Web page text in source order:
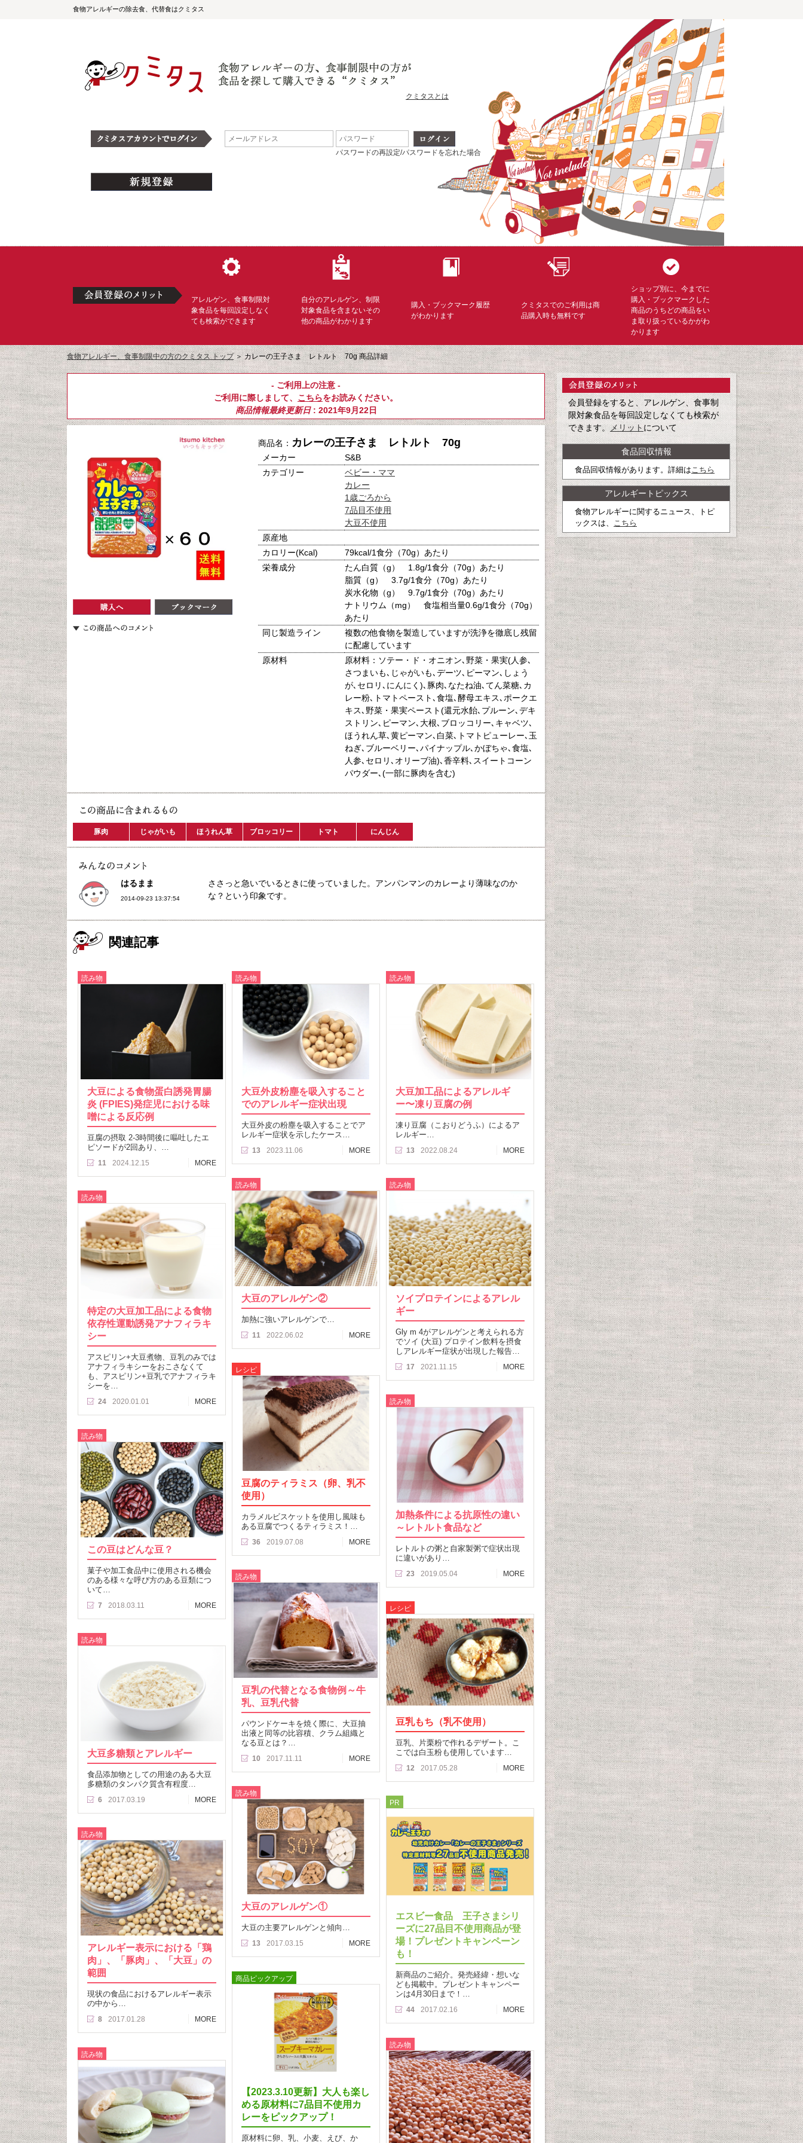
食物アレルギーの除去食、代替食はクミタス
クミタスとは
パスワードの再設定/パスワードを忘れた場合
アレルゲン、食事制限対
象食品を毎回設定しなく
ても検索ができます
自分のアレルゲン、制限
対象食品を含まないその
他の商品がわかります
購入・ブックマーク履歴
がわかります
クミタスでのご利用は商
品購入時も無料です
ショップ別に、今までに
購入・ブックマークした
商品のうちどの商品をい
ま取り扱っているかがわ
かります
食物アレルギー、食事制限中の方のクミタス トップ＞カレーの王子さま レトルト 70g 商品詳細
- ご利用上の注意 -
ご利用に際しまして、 こちらをお読みください。
商品情報最終更新日: 2021年9月22日
商品名： カレーの王子さま レトルト 70g
メーカー
S&B
カテゴリー
ベビー・ママ
カレー
1歳ごろから
7品目不使用
大豆不使用
原産地
カロリー(Kcal)
79kcal/1食分（70g）あたり
栄養成分
たん白質（g） 1.8g/1食分（70g）あたり
脂質（g） 3.7g/1食分（70g）あたり
炭水化物（g） 9.7g/1食分（70g）あたり
ナトリウム（mg） 食塩相当量0.6g/1食分（70g）
あたり
同じ製造ライン
複数の他食物を製造していますが洗浄を徹底し残留
に配慮しています
原材料
原材料：ソテー・ド・オニオン､野菜・果実(人参､
さつまいも､じゃがいも､デーツ､ピーマン､しょう
が､セロリ､にんにく)､豚肉､なたね油､てん菜糖､カ
レー粉､トマトペースト､食塩､酵母エキス､ポークエ
キス､野菜・果実ペースト(還元水飴､プルーン､デキ
ストリン､ピーマン､大根､ブロッコリー､キャベツ､
ほうれん草､黄ピーマン､白菜､トマトピューレー､玉
ねぎ､ブルーベリー､パイナップル､かぼちゃ､食塩､
人参､セロリ､オリーブ油)､香辛料､スイートコーン
パウダー､(一部に豚肉を含む)
豚肉 じゃがいも ほうれん草 ブロッコリー トマト にんじん
はるまま
2014-09-23 13:37:54
ささっと急いでいるときに使っていました。アンパンマンのカレーより薄味なのか
な？という印象です。
関連記事
読み物
大豆による食物蛋白誘発胃腸
炎 (FPIES)発症児における味
噌による反応例
豆腐の摂取 2-3時間後に嘔吐したエ
ピソードが2回あり、…
11 2024.12.15 MORE
読み物
大豆外皮粉塵を吸入すること
でのアレルギー症状出現
大豆外皮の粉塵を吸入することでア
レルギー症状を示したケース…
13 2023.11.06 MORE
読み物
大豆加工品によるアレルギ
ー〜凍り豆腐の例
凍り豆腐（こおりどうふ）によるア
レルギー…
13 2022.08.24 MORE
読み物
大豆のアレルゲン②
加熱に強いアレルゲンで…
11 2022.06.02 MORE
読み物
ソイプロテインによるアレル
ギー
Gly m 4がアレルゲンと考えられる方
でソイ (大豆) プロテイン飲料を摂食
しアレルギー症状が出現した報告…
17 2021.11.15 MORE
読み物
特定の大豆加工品による食物
依存性運動誘発アナフィラキ
シー
アスピリン+大豆煮物、豆乳のみでは
アナフィラキシーをおこさなくて
も、アスピリン+豆乳でアナフィラキ
シーを…
24 2020.01.01 MORE
レシピ
豆腐のティラミス（卵、乳不
使用）
カラメルビスケットを使用し風味も
ある豆腐でつくるティラミス！…
36 2019.07.08 MORE
読み物
加熱条件による抗原性の違い
～レトルト食品など
レトルトの粥と自家製粥で症状出現
に違いがあり…
23 2019.05.04 MORE
読み物
この豆はどんな豆？
菓子や加工食品中に使用される機会
のある様々な呼び方のある豆類につ
いて…
7 2018.03.11 MORE
読み物
豆乳の代替となる食物例～牛
乳、豆乳代替
パウンドケーキを焼く際に、大豆抽
出液と同等の比容積、クラム組織と
なる豆とは？…
10 2017.11.11 MORE
レシピ
豆乳もち（乳不使用）
豆乳、片栗粉で作れるデザート。こ
こでは白玉粉も使用しています…
12 2017.05.28 MORE
読み物
大豆多糖類とアレルギー
食品添加物としての用途のある大豆
多糖類のタンパク質含有程度…
6 2017.03.19 MORE
読み物
大豆のアレルゲン①
大豆の主要アレルゲンと傾向…
13 2017.03.15 MORE
PR
エスビー食品 王子さまシリ
ーズに27品目不使用商品が登
場！プレゼントキャンペーン
も！
新商品のご紹介。発売経緯・想いな
ども掲載中。プレゼントキャンペー
ンは4月30日まで！…
44 2017.02.16 MORE
読み物
アレルギー表示における「鶏
肉」、「豚肉」、「大豆」の
範囲
現状の食品におけるアレルギー表示
の中から…
8 2017.01.28 MORE
商品ピックアップ
【2023.3.10更新】大人も楽し
める原材料に7品目不使用カ
レーをピックアップ！
原材料に卵、乳、小麦、えび、か
読み物
読み物
会員登録をすると、アレルゲン、食事制
限対象食品を毎回設定しなくても検索が
できます。メリットについて
食品回収情報
食品回収情報があります。詳細は こちら
アレルギートピックス
食物アレルギーに関するニュース、トピ
ックスは、
こちら